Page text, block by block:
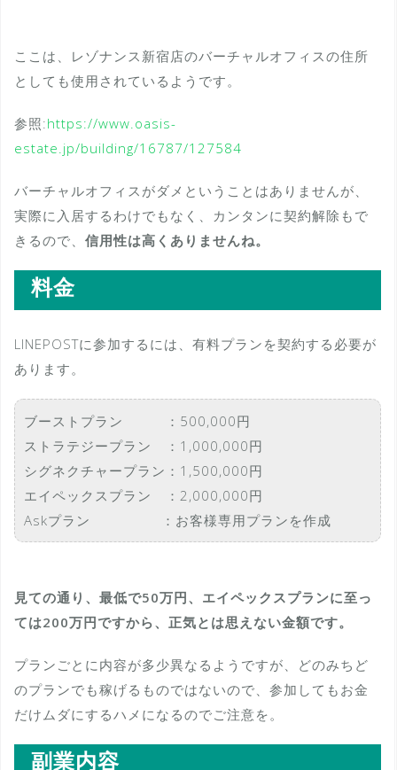
ここは、レゾナンス新宿店のバーチャルオフィスの住所
としても使用されているようです。
参照:https://www.oasis-
estate.jp/building/16787/127584
バーチャルオフィスがダメということはありませんが、
実際に入居するわけでもなく、カンタンに契約解除もで
きるので、 信用性は高くありませんね。
料金
LINEPOSTに参加するには、有料プランを契約する必要が
あります。
ブーストプラン ：500,000円
ストラテジープラン ：1,000,000円
シグネクチャープラン：1,500,000円
エイペックスプラン ：2,000,000円
Askプラン ：お客様専用プランを作成
見ての通り、最低で50万円、エイペックスプランに至っ
ては200万円ですから、正気とは思えない金額です。
プランごとに内容が多少異なるようですが、どのみちど
のプランでも稼げるものではないので、参加してもお金
だけムダにするハメになるのでご注意を。
副業内容